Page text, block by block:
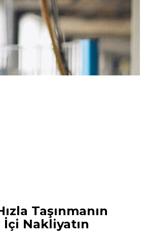
Taşınmanın
İçi Nakliyatın